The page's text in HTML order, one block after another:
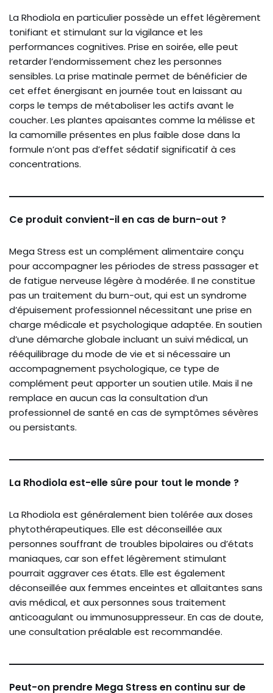
La Rhodiola en particulier possède un effet légèrement
tonifiant et stimulant sur la vigilance et les
performances cognitives. Prise en soirée, elle peut
retarder l’endormissement chez les personnes
sensibles. La prise matinale permet de bénéficier de
cet effet énergisant en journée tout en laissant au
corps le temps de métaboliser les actifs avant le
coucher. Les plantes apaisantes comme la mélisse et
la camomille présentes en plus faible dose dans la
formule n’ont pas d’effet sédatif significatif à ces
concentrations.
Ce produit convient-il en cas de burn-out ?
Mega Stress est un complément alimentaire conçu
pour accompagner les périodes de stress passager et
de fatigue nerveuse légère à modérée. Il ne constitue
pas un traitement du burn-out, qui est un syndrome
d’épuisement professionnel nécessitant une prise en
charge médicale et psychologique adaptée. En soutien
d’une démarche globale incluant un suivi médical, un
rééquilibrage du mode de vie et si nécessaire un
accompagnement psychologique, ce type de
complément peut apporter un soutien utile. Mais il ne
remplace en aucun cas la consultation d’un
professionnel de santé en cas de symptômes sévères
ou persistants.
La Rhodiola est-elle sûre pour tout le monde ?
La Rhodiola est généralement bien tolérée aux doses
phytothérapeutiques. Elle est déconseillée aux
personnes souffrant de troubles bipolaires ou d’états
maniaques, car son effet légèrement stimulant
pourrait aggraver ces états. Elle est également
déconseillée aux femmes enceintes et allaitantes sans
avis médical, et aux personnes sous traitement
anticoagulant ou immunosuppresseur. En cas de doute,
une consultation préalable est recommandée.
Peut-on prendre Mega Stress en continu sur de